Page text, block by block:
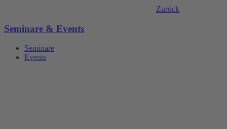
Zurück
Seminare & Events
Seminare
Events